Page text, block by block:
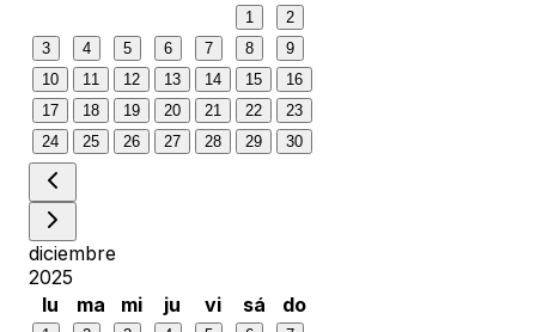
1
2
3
4 5 6 7 8
9
10
11 12 13 14 15
16
17
18 19 20 21 22
23
24
25 26 27 28 29 30
diciembre
2025
lu
ma mi ju vi sá do